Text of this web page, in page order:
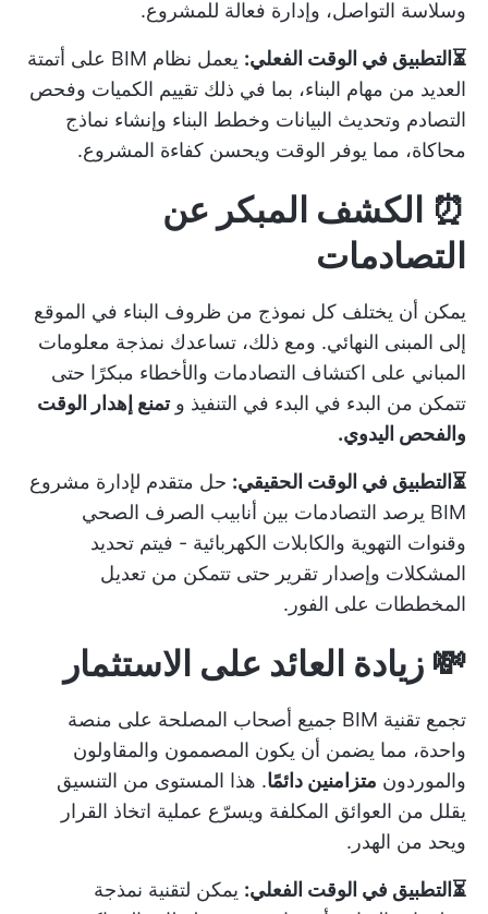
وسلاسة التواصل، وإدارة فعالة للمشروع.
⏳التطبيق في الوقت الفعلي:
يعمل نظام BIM على أتمتة
العديد من مهام البناء، بما في ذلك تقييم الكميات وفحص
التصادم وتحديث البيانات وخطط البناء وإنشاء نماذج
محاكاة، مما يوفر الوقت ويحسن كفاءة المشروع.
⏰ الكشف المبكر عن
التصادمات
يمكن أن يختلف كل نموذج من ظروف البناء في الموقع
إلى المبنى النهائي. ومع ذلك، تساعدك نمذجة معلومات
المباني على اكتشاف التصادمات والأخطاء مبكرًا حتى
تتمكن من البدء في البدء في التنفيذ وتمنع إهدار الوقت
والفحص اليدوي.
⏳التطبيق في الوقت الحقيقي: حل متقدم لإدارة مشروع
BIM يرصد التصادمات بين أنابيب الصرف الصحي
وقنوات التهوية والكابلات الكهربائية - فيتم تحديد
المشكلات وإصدار تقرير حتى تتمكن من تعديل
المخططات على الفور.
💸 زيادة العائد على الاستثمار
تجمع تقنية BIM جميع أصحاب المصلحة على منصة
واحدة، مما يضمن أن يكون المصممون والمقاولون
والموردون متزامنين دائمًا. هذا المستوى من التنسيق
يقلل من العوائق المكلفة ويسرّع عملية اتخاذ القرار
ويحد من الهدر.
⏳التطبيق في الوقت الفعلي: يمكن لتقنية نمذجة